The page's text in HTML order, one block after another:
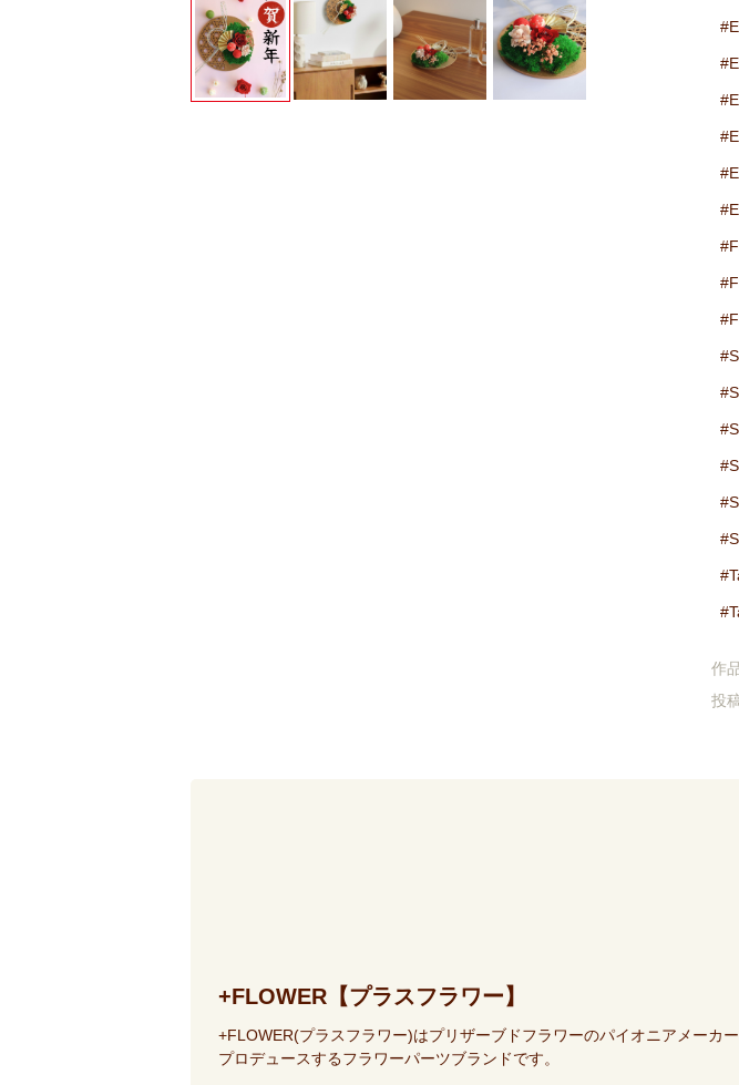
作
投
+FLOWER【プラスフラワー】
+FLOWER(プラスフラワー)はプリザーブドフラワーのパイオニアメーカ
プロデュースするフラワーパーツブランドです。